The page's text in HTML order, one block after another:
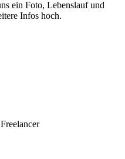
ein Foto, Lebenslauf und
Infos hoch.
Freelancer